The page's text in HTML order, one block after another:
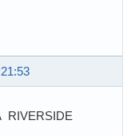
RIVERSIDE